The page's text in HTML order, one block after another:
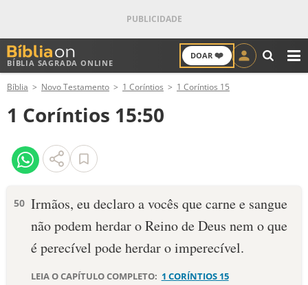
BÍBLIA SAGRADA ONLINE
DOAR ❤️
ANTIGO TESTAMENTO
NOVO TESTAMENTO
VERSÍCULOS
PALAVRA DO DIA
Bíblia Novo Testamento 1 Coríntios 1 Coríntios 15
1 Coríntios 15:50
50 Irmãos, eu declaro a vocês que carne e sangue
não podem herdar o Reino de Deus nem o que
é perecível pode herdar o imperecível.
LEIA O CAPÍTULO COMPLETO: 1 CORÍNTIOS 15